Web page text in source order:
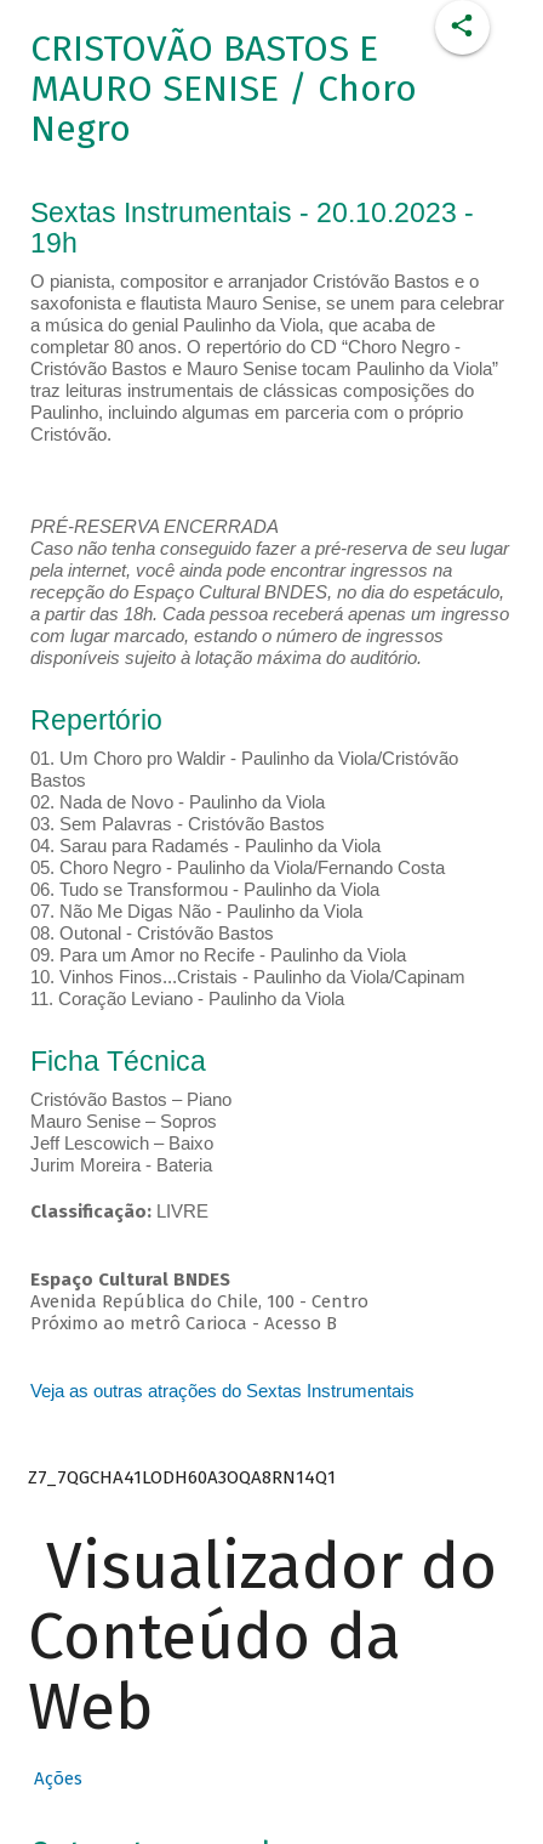
CRISTOVÃO BASTOS E
MAURO SENISE / Choro
Negro
Sextas Instrumentais - 20.10.2023 -
19h
O pianista, compositor e arranjador Cristóvão Bastos e o
saxofonista e flautista Mauro Senise, se unem para celebrar
a música do genial Paulinho da Viola, que acaba de
completar 80 anos. O repertório do CD “Choro Negro -
Cristóvão Bastos e Mauro Senise tocam Paulinho da Viola”
traz leituras instrumentais de clássicas composições do
Paulinho, incluindo algumas em parceria com o próprio
Cristóvão.
PRÉ-RESERVA ENCERRADA
Caso não tenha conseguido fazer a pré-reserva de seu lugar
pela internet, você ainda pode encontrar ingressos na
recepção do Espaço Cultural BNDES, no dia do espetáculo,
a partir das 18h. Cada pessoa receberá apenas um ingresso
com lugar marcado, estando o número de ingressos
disponíveis sujeito à lotação máxima do auditório.
Repertório
01. Um Choro pro Waldir - Paulinho da Viola/Cristóvão
Bastos
02. Nada de Novo - Paulinho da Viola
03. Sem Palavras - Cristóvão Bastos
04. Sarau para Radamés - Paulinho da Viola
05. Choro Negro - Paulinho da Viola/Fernando Costa
06. Tudo se Transformou - Paulinho da Viola
07. Não Me Digas Não - Paulinho da Viola
08. Outonal - Cristóvão Bastos
09. Para um Amor no Recife - Paulinho da Viola
10. Vinhos Finos...Cristais - Paulinho da Viola/Capinam
11. Coração Leviano - Paulinho da Viola
Ficha Técnica
Cristóvão Bastos – Piano
Mauro Senise – Sopros
Jeff Lescowich – Baixo
Jurim Moreira - Bateria
Classificação: LIVRE
Espaço Cultural BNDES
Avenida República do Chile, 100 - Centro
Próximo ao metrô Carioca - Acesso B
Veja as outras atrações do Sextas Instrumentais
Z7_7QGCHA41LODH60A3OQA8RN14Q1
Visualizador do
Conteúdo da
Web
Ações